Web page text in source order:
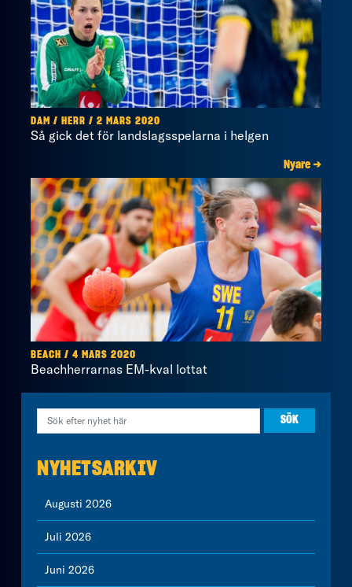
DAM / HERR / 2 MARS 2020
Så gick det för landslagsspelarna i helgen
Nyare →
BEACH / 4 MARS 2020
Beachherrarnas EM-kval lottat
NYHETSARKIV
Augusti 2026
Juli 2026
Juni 2026